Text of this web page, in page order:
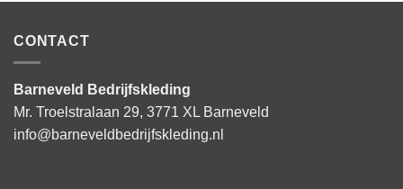
CONTACT
Barneveld Bedrijfskleding
Mr. Troelstralaan 29, 3771 XL Barneveld
info@barneveldbedrijfskleding.nl